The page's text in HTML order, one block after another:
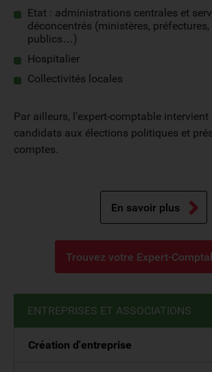
Etat : administrations centrales et
déconcentrés (ministères,
publics…)
Hospitalier
Collectivités locales
Par ailleurs, l'expert-comptable intervient
candidats aux élections politiques et
comptes.
En savoir plus
Trouvez votre Expert-
ENTREPRISES ET ASSOCIATIONS
Création d'entreprise